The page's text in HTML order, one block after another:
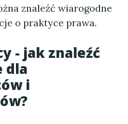
znaleźć wiarogodne
o praktyce prawa.
- jak znaleźć
dla
i